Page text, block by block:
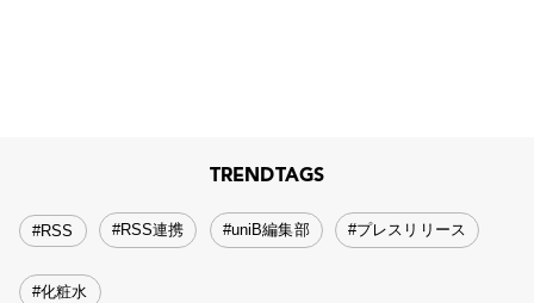
TRENDTAGS
#RSS #RSS連携 #uniB編集部 #プレスリリース
#化粧水